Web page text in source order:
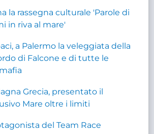
la rassegna culturale 'Parole di
in riva al mare'
a Palermo la veleggiata della
di Falcone e di tutte le
Grecia, presentato il
Mare oltre i limiti
del Team Race